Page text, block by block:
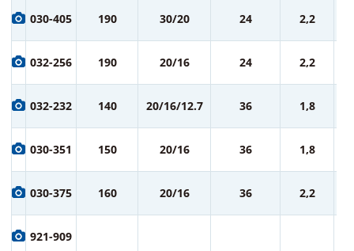
030-405 190 30/20 24 2,2
032-256 190 20/16 24 2,2
032-232 140 20/16/12.7 36 1,8
030-351 150 20/16 36 1,8
030-375 160 20/16 36 2,2
921-909